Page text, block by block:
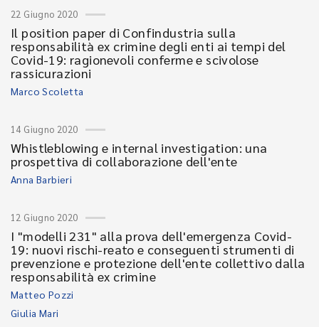
22 Giugno 2020
Il position paper di Confindustria sulla
responsabilità ex crimine degli enti ai tempi del
Covid-19: ragionevoli conferme e scivolose
rassicurazioni
Marco Scoletta
14 Giugno 2020
Whistleblowing e internal investigation: una
prospettiva di collaborazione dell'ente
Anna Barbieri
12 Giugno 2020
I "modelli 231" alla prova dell'emergenza Covid-
19: nuovi rischi-reato e conseguenti strumenti di
prevenzione e protezione dell'ente collettivo dalla
responsabilità ex crimine
Matteo Pozzi
Giulia Mari